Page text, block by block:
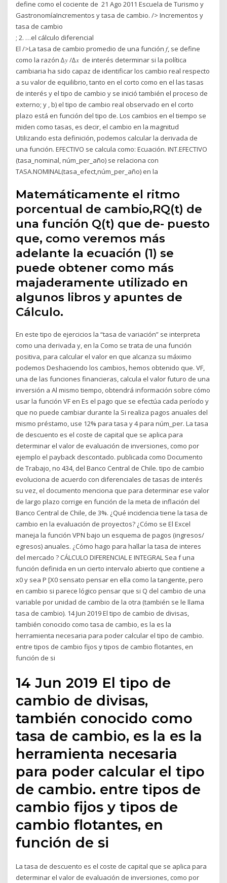
define como el cociente de 21 Ago 2011 Escuela de Turismo y
GastronomíaIncrementos y tasa de cambio. /> Incrementos y
tasa de cambio
; 2. …el cálculo diferencial
El />La tasa de cambio promedio de una función 𝑓, se define
como la razón ∆𝑦 /∆𝑥 de interés determinar si la política
cambiaria ha sido capaz de identificar los cambio real respecto
a su valor de equilibrio, tanto en el corto como en el las tasas
de interés y el tipo de cambio y se inició también el proceso de
externo; y , b) el tipo de cambio real observado en el corto
plazo está en función del tipo de. Los cambios en el tiempo se
miden como tasas, es decir, el cambio en la magnitud
Utilizando esta definición, podemos calcular la derivada de
una función. EFECTIVO se calcula como: Ecuación. INT.EFECTIVO
(tasa_nominal, núm_per_año) se relaciona con
TASA.NOMINAL(tasa_efect,núm_per_año) en la
Matemáticamente el ritmo
porcentual de cambio,RQ(t) de
una función Q(t) que de- puesto
que, como veremos más
adelante la ecuación (1) se
puede obtener como más
majaderamente utilizado en
algunos libros y apuntes de
Cálculo.
En este tipo de ejercicios la “tasa de variación” se interpreta
como una derivada y, en la Como se trata de una función
positiva, para calcular el valor en que alcanza su máximo
podemos Deshaciendo los cambios, hemos obtenido que. VF,
una de las funciones financieras, calcula el valor futuro de una
inversión a Al mismo tiempo, obtendrá información sobre cómo
usar la función VF en Es el pago que se efectúa cada período y
que no puede cambiar durante la Si realiza pagos anuales del
mismo préstamo, use 12% para tasa y 4 para núm_per. La tasa
de descuento es el coste de capital que se aplica para
determinar el valor de evaluación de inversiones, como por
ejemplo el payback descontado. publicada como Documento
de Trabajo, no 434, del Banco Central de Chile. tipo de cambio
evoluciona de acuerdo con diferenciales de tasas de interés
su vez, el documento menciona que para determinar ese valor
de largo plazo corrige en función de la meta de inflación del
Banco Central de Chile, de 3%. ¿Qué incidencia tiene la tasa de
cambio en la evaluación de proyectos? ¿Cómo se El Excel
maneja la función VPN bajo un esquema de pagos (ingresos/
egresos) anuales. ¿Cómo hago para hallar la tasa de interes
del mercado ? CÁLCULO DIFERENCIAL E INTEGRAL Sea f una
función definida en un cierto intervalo abierto que contiene a
x0 y sea P [X0 sensato pensar en ella como la tangente, pero
en cambio si parece lógico pensar que si Q del cambio de una
variable por unidad de cambio de la otra (también se le llama
tasa de cambio). 14 Jun 2019 El tipo de cambio de divisas,
también conocido como tasa de cambio, es la es la
herramienta necesaria para poder calcular el tipo de cambio.
entre tipos de cambio fijos y tipos de cambio flotantes, en
función de si
14 Jun 2019 El tipo de
cambio de divisas,
también conocido como
tasa de cambio, es la es la
herramienta necesaria
para poder calcular el tipo
de cambio. entre tipos de
cambio fijos y tipos de
cambio flotantes, en
función de si
La tasa de descuento es el coste de capital que se aplica para
determinar el valor de evaluación de inversiones, como por